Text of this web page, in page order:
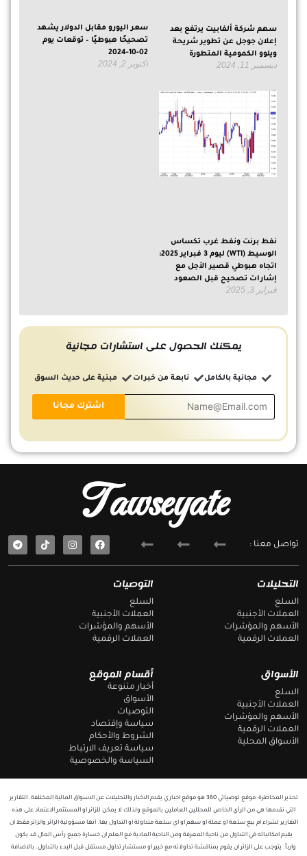
سهم شركة ألفابيت يرتفع بعد
إعلان جوجل عن تطوير شريحة
ويلوو الكمومية المتطورة
ديسمبر 11, 2024
سعر اليورو مقابل الدولار يشهد
تصحيحًا هبوطيًا – توقعات يوم
02-10-2024
أكتوبر 2, 2024
نفط برنت ونفط غرب تكساس
الوسيط (WTI) ليوم 3 فبراير 2025:
اتجاه هبوطي قصير الأجل مع
إشارات تصحيح قبل الصعود
فبراير 3, 2025
يمكنك الحصول على استشارات مجانية
مجانية بالكامل نابعة من خبرات مبنية على حديث السوق
أقسام الموقع
أخبار متنوعة
الأسواق
التوصيات
سياسة وإقتصاد
الشروط والأحكام
سياسة تعريف الارتباط
السياسة والخصوصية
الأسواق
السلع
العملات الأجنبية
الأسهم والمؤشرات
العملات الرقمية
الأسواق المحلية
التوصيات
السلع
العملات الأجنبية
الأسهم والمؤشرات
العملات الرقمية
التحليلات
السلع
العملات الأجنبية
الأسهم والمؤشرات
العملات الرقمية
Tawseyate
تواصل معنا :
F
a
e
T
e
e
تحذير المخاطرة: موقع توصياتي 360 هو موقع اخباري يقدم الاخبار والتحليلات عن الاسواق المالية المختلفة. التقارير
التي نقدمها هي من الرأي الخاص للمحللين العاملين بالموقع ولذلك لا يمكن للزائر او المستثمر الاعتماد على هذه
التقارير لشراء ام بيع سلعة او عملة او سهم او اي سلعة متداولة او التداول بها. انها مسؤولية الزائر والزائر فقط ان
يقيم امكانياته في التداول من ناحية المعرفة ومن الناحية المادية مع العلم ان خسارة جميع رأس المال قد يكون
وارداً. يتوجب على الزائر ان يقوم بمناقشة تداولاته مع خبير او مستشار تداول مستقل قبل البدء بالتداول. بالاضافة